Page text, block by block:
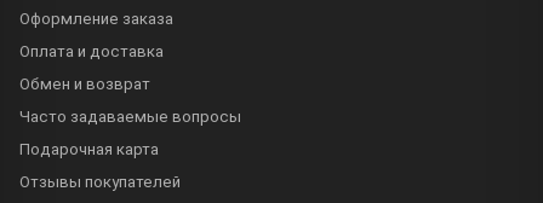
Оформление заказа
Оплата и доставка
Обмен и возврат
Часто задаваемые вопросы
Подарочная карта
Отзывы покупателей